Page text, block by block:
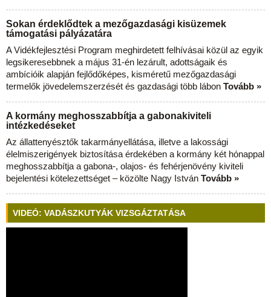
Sokan érdeklődtek a mezőgazdasági kisüzemek
támogatási pályázatára
A Vidékfejlesztési Program meghirdetett felhívásai közül az egyik
legsikeresebbnek a május 31-én lezárult, adottságaik és
ambícióik alapján fejlődőképes, kisméretű mezőgazdasági
termelők jövedelemszerzését és gazdasági több lábon Tovább »
A kormány meghosszabbítja a gabonakiviteli
intézkedéseket
Az állattenyésztők takarmányellátása, illetve a lakossági
élelmiszerigények biztosítása érdekében a kormány két hónappal
meghosszabbítja a gabona-, olajos- és fehérjenövény kiviteli
bejelentési kötelezettséget – közölte Nagy István Tovább »
VIDEÓ: VADÁSZKUTYÁK VIZSGÁZTATÁSA